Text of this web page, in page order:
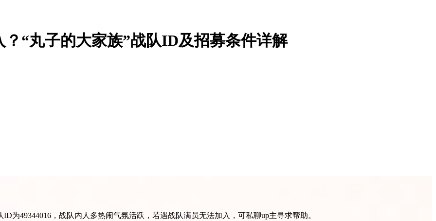
“丸子的大家族”战队ID及招募条件详解
为49344016，战队内人多热闹气氛活跃，若遇战队满员无法加入，可私聊up主寻求帮助。